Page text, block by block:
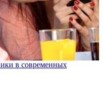
в современных